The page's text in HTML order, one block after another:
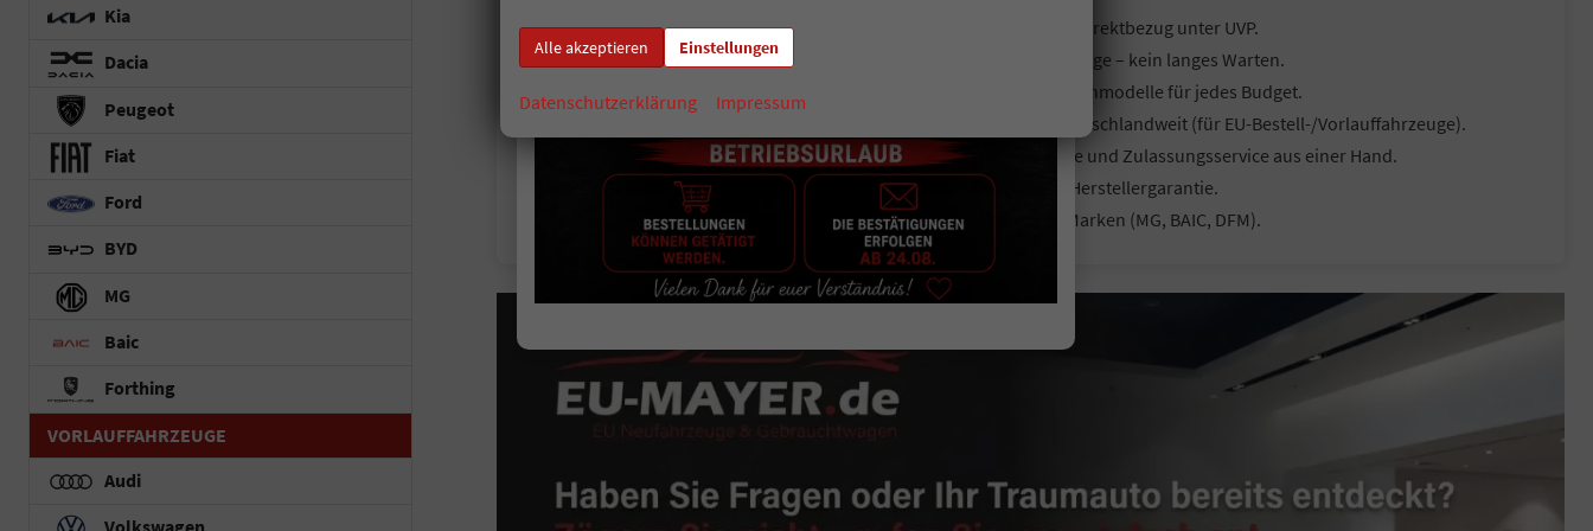
Bis zu 40 % Ersparnis: Top-Konditionen durch EU-Reimport und Direktbezug unter UVP.
Sofort verfügbar: Zugriff auf über 3.000 Lager- und Vorlauffahrzeuge – kein langes Warten.
0,99 % Finanzierung
: Attraktive Zinskonditionen und flexible Ratenmodelle für jedes Budget.
: AKTION 2026 kostenlose Lieferung deutschlandweit (für EU-Bestell-/Vorlauffahrzeuge).
undum-Service
: Hauseigene Meisterwerkstatt, Inzahlungnahme und Zulassungsservice aus einer Hand.
Geprüfte Qualität: 4,9/5 Sterne Kundenzufriedenheit und volle Herstellergarantie.
Markenvielfalt: Von VW und Skoda bis hin zu exklusiven China-Marken (MG, BAIC, DFM).
Kia
Dacia
Peugeot
Fiat
Ford
BYD
MG
Baic
Forthing
VORLAUFFAHRZEUGE
Audi
Volkswagen
Alle akzeptieren Einstellungen
Datenschutzerklärung Impressum